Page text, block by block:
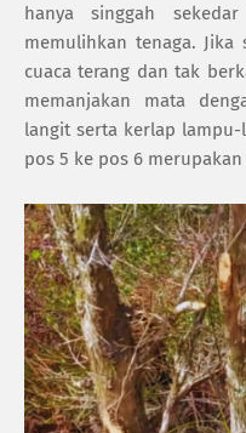
hanya singgah
memulihkan tenaga. Jika
cuaca terang dan tak
memanjakan mata
langit serta kerlap
pos 5 ke pos 6